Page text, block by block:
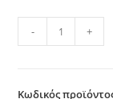
- +
Κωδικός